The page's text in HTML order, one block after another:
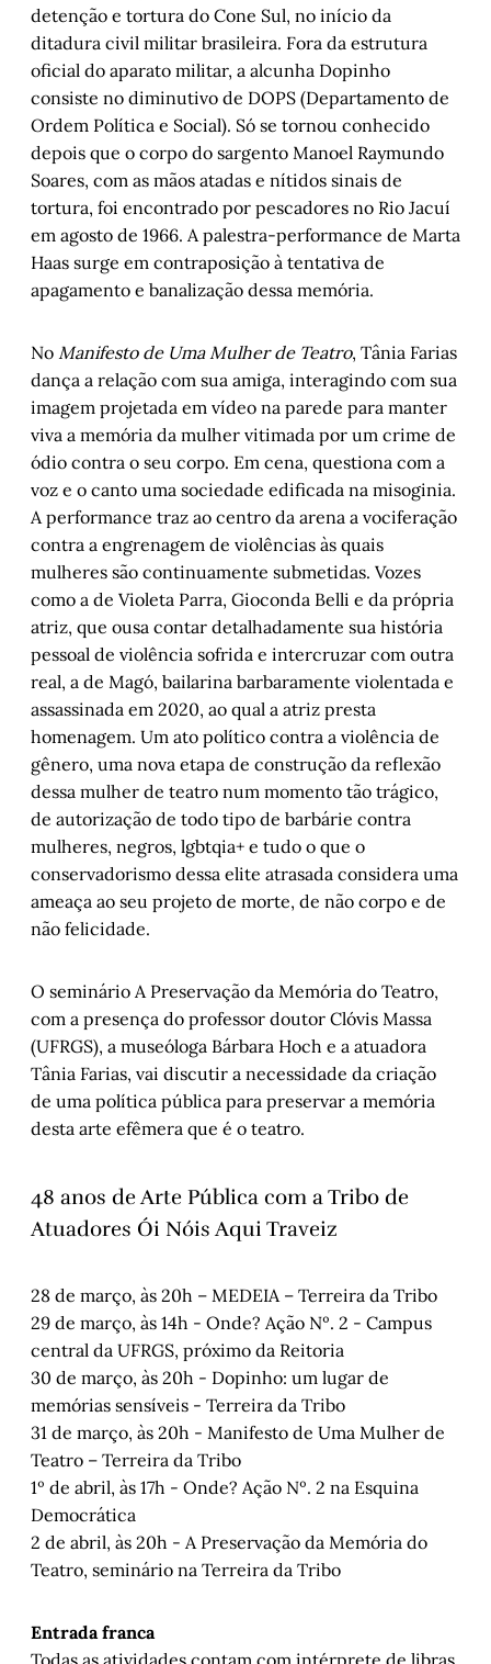
detenção e tortura do Cone Sul, no início da
ditadura civil militar brasileira. Fora da estrutura
oficial do aparato militar, a alcunha Dopinho
consiste no diminutivo de DOPS (Departamento de
Ordem Política e Social). Só se tornou conhecido
depois que o corpo do sargento Manoel Raymundo
Soares, com as mãos atadas e nítidos sinais de
tortura, foi encontrado por pescadores no Rio Jacuí
em agosto de 1966. A palestra-performance de Marta
Haas surge em contraposição à tentativa de
apagamento e banalização dessa memória.
No Manifesto de Uma Mulher de Teatro, Tânia Farias
dança a relação com sua amiga, interagindo com sua
imagem projetada em vídeo na parede para manter
viva a memória da mulher vitimada por um crime de
ódio contra o seu corpo. Em cena, questiona com a
voz e o canto uma sociedade edificada na misoginia.
A performance traz ao centro da arena a vociferação
contra a engrenagem de violências às quais
mulheres são continuamente submetidas. Vozes
como a de Violeta Parra, Gioconda Belli e da própria
atriz, que ousa contar detalhadamente sua história
pessoal de violência sofrida e intercruzar com outra
real, a de Magó, bailarina barbaramente violentada e
assassinada em 2020, ao qual a atriz presta
homenagem. Um ato político contra a violência de
gênero, uma nova etapa de construção da reflexão
dessa mulher de teatro num momento tão trágico,
de autorização de todo tipo de barbárie contra
mulheres, negros, lgbtqia+ e tudo o que o
conservadorismo dessa elite atrasada considera uma
ameaça ao seu projeto de morte, de não corpo e de
não felicidade.
O seminário A Preservação da Memória do Teatro,
com a presença do professor doutor Clóvis Massa
(UFRGS), a museóloga Bárbara Hoch e a atuadora
Tânia Farias, vai discutir a necessidade da criação
de uma política pública para preservar a memória
desta arte efêmera que é o teatro.
48 anos de Arte Pública com a Tribo de
Atuadores Ói Nóis Aqui Traveiz
28 de março, às 20h – MEDEIA – Terreira da Tribo
29 de março, às 14h - Onde? Ação Nº. 2 - Campus
central da UFRGS, próximo da Reitoria
30 de março, às 20h - Dopinho: um lugar de
memórias sensíveis - Terreira da Tribo
31 de março, às 20h - Manifesto de Uma Mulher de
Teatro – Terreira da Tribo
1º de abril, às 17h - Onde? Ação Nº. 2 na Esquina
Democrática
2 de abril, às 20h - A Preservação da Memória do
Teatro, seminário na Terreira da Tribo
Entrada franca